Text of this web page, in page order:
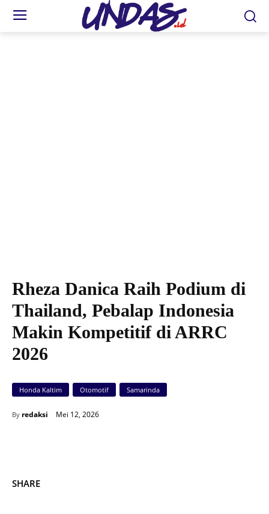
Rheza Danica Raih Podium di
Thailand, Pebalap Indonesia
Makin Kompetitif di ARRC
2026
Honda Kaltim Otomotif Samarinda
By redaksi Mei 12, 2026
SHARE